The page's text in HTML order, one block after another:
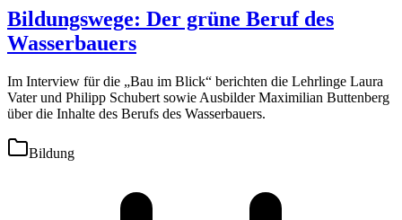
Bildungswege: Der grüne Beruf des
Wasserbauers
Im Interview für die „Bau im Blick“ berichten die Lehrlinge Laura
Vater und Philipp Schubert sowie Ausbilder Maximilian Buttenberg
über die Inhalte des Berufs des Wasserbauers.
Bildung